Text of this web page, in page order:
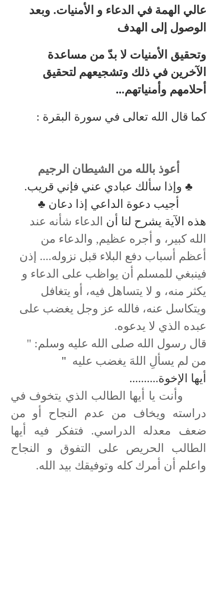
عالي الهمة في الدعاء و الأمنيات. وبعد
الوصول إلى الهدف
وتحقيق الأمنيات لا بدّ من مساعدة
الآخرين في ذلك وتشجيعهم لتحقيق
أحلامهم وأمنياتهم.
..
كما قال الله تعالى في سورة البقرة :
أعوذ بالله من الشيطان الرجيم
♣ وإذا سألك عبادي عني فإني قريب.
أجيب دعوة الداعي إذا دعان ♣
هذه الآية يشرح لنا أن
الدعاء شأنه عند
الله كبير، و أجره عظيم, والدعاء من
أعظم أسباب دفع البلاء قبل نزوله.... إذن
فينبغي للمسلم أن يواظب على الدعاء و
يكثر منه، و لا يتساهل فيه، أو يتغافل
ويتكاسل عنه، فالله عز وجل يغضب على
عبده الذي لا يدعوه.
قال رسول الله صلى الله عليه وسلم: "
من لم يسألِ اللهَ يغضب عليه "
أيها الإخوة..........
وأنت يا أيها الطالب الذي يتخوف في
دراسته ويخاف من عدم النجاح أو من
ضعف معدله الدراسي. فتفكر فيه أيها
الطالب الحريص على التفوق و النجاح
واعلم أن أمرك كله وتوفيقك بيد الله.